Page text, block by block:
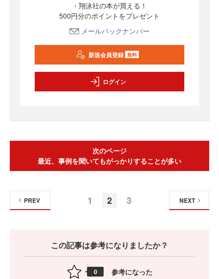
・翔泳社の本が買える！
500円分のポイントをプレゼント
メールバックナンバー
新規会員登録 無料
ログイン
次のページ
最近、事例を聞いてもがっかりすることが多い
1 2 3
PREV NEXT
この記事は参考になりましたか？
0 参考になった